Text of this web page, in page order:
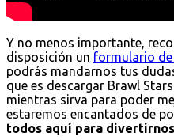
Y no menos importante,
disposición un formulario
podrás mandarnos tus
que es descargar Brawl
mientras sirva para poder
estaremos encantados de
todos aquí para